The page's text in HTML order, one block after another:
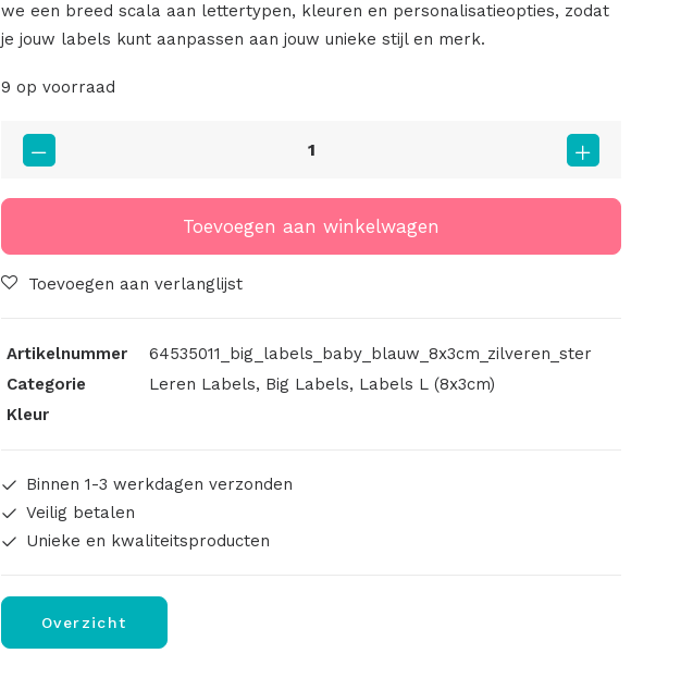
we een breed scala aan lettertypen, kleuren en personalisatieopties, zodat
je jouw labels kunt aanpassen aan jouw unieke stijl en merk.
9 op voorraad
Big
Labels
8x3cm
Zilveren
Toevoegen aan winkelwagen
Toevoegen aan verlanglijst
Artikelnummer
64535011_big_labels_baby_blauw_8x3cm_zilveren_ster
Categorie
Leren Labels, Big Labels, Labels L (8x3cm)
Kleur
Binnen 1-3 werkdagen verzonden
Veilig betalen
Unieke en kwaliteitsproducten
Overzicht